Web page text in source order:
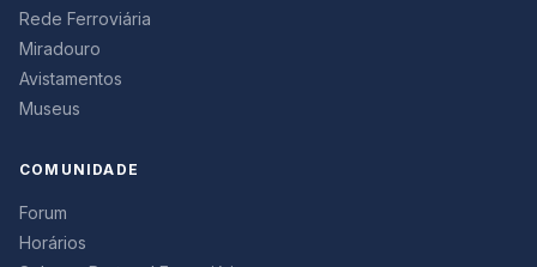
Rede Ferroviária
Miradouro
Avistamentos
Museus
COMUNIDADE
Forum
Horários